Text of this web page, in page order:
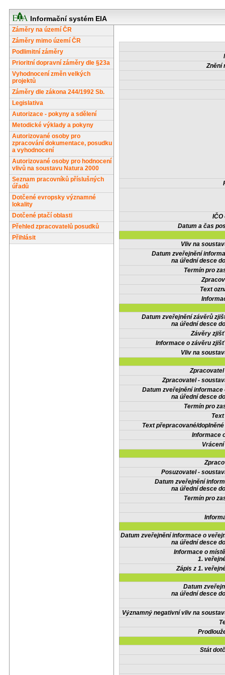
Informační systém EIA
Záměry na území ČR
Záměry mimo území ČR
Podlimitní záměry
Prioritní dopravní záměry dle §23a
Vyhodnocení změn velkých
projektů
Záměry dle zákona 244/1992 Sb.
Legislativa
Autorizace - pokyny a sdělení
Metodické výklady a pokyny
Autorizované osoby pro
zpracování dokumentace, posudku
a vyhodnocení
Autorizované osoby pro hodnocení
vlivů na soustavu Natura 2000
Seznam pracovníků příslušných
úřadů
Dotčené evropsky významné
lokality
Dotčené ptačí oblasti
Přehled zpracovatelů posudků
Přihlásit
Znění
IČO
Datum a čas
Vliv na
Datum zveřejnění
na úřední desce
Termín pro
Text
Datum zveřejnění závěrů
na úřední desce
Závěry
Informace o závěru
Vliv na
Zpracovatel -
Datum zveřejnění informace
na úřední desce
Termín pro
Text přepracované/
Informace
Posuzovatel -
Datum zveřejnění
na úřední desce
Termín pro
Datum zveřejnění informace o
na úřední desce
Informace o
1.
Zápis z 1.
Datum
na úřední desce
Významný negativní vliv na
Stát